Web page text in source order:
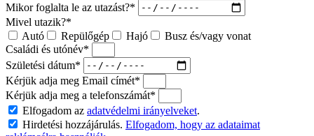
Mikor foglalta le az utazást?*
Mivel utazik?*
Autó
Repülőgép Hajó
Busz és/vagy vonat
Családi és utónév*
Születési dátum*
Kérjük adja meg Email címét*
Kérjük adja meg a telefonszámát*
Elfogadom az adatvédelmi irányelveket.
Hirdetési hozzájárulás. Elfogadom, hogy az adataimat